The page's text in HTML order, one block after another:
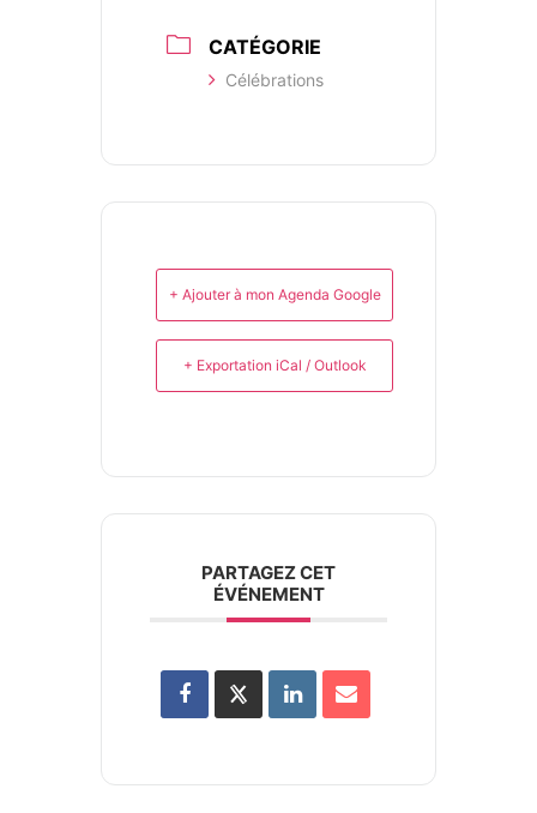
CATÉGORIE
Célébrations
+ Ajouter à mon Agenda Google
+ Exportation iCal / Outlook
PARTAGEZ CET
ÉVÉNEMENT